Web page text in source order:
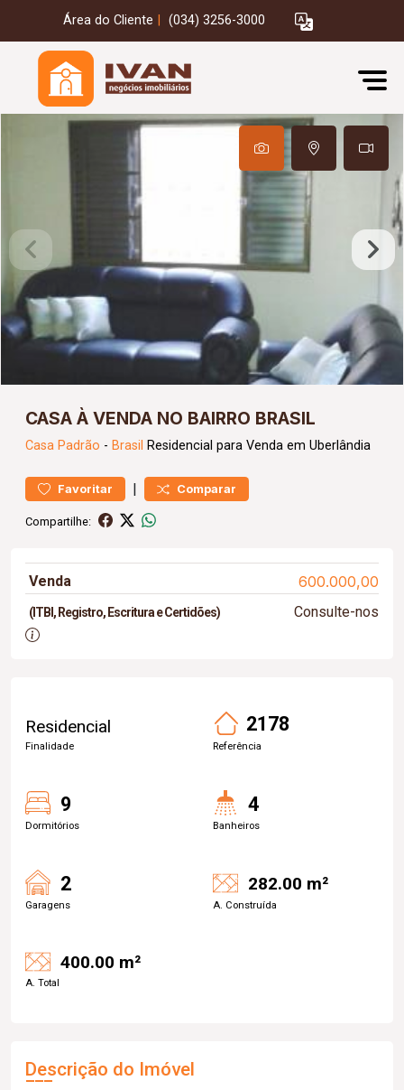
Área do Cliente (034) 3256-3000
CASA À VENDA NO BAIRRO BRASIL
Casa Padrão - Brasil Residencial para Venda em Uberlândia
Favoritar | Comparar
Compartilhe:
Venda 600.000,00
(ITBI, Registro, Escritura e Certidões) Consulte-nos
Residencial
Finalidade
2178
Referência
9
Dormitórios
4
Banheiros
2
Garagens
282.00 m²
A. Construída
400.00 m²
A. Total
Descrição do Imóvel